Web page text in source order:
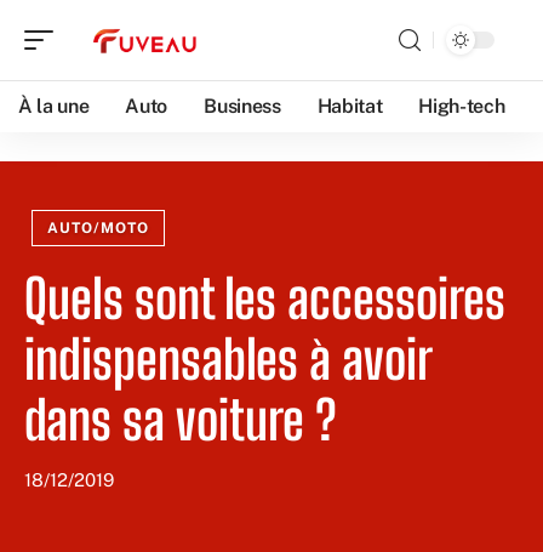
À la une Auto Business Habitat High-tech
AUTO/MOTO
Quels sont les accessoires
indispensables à avoir
dans sa voiture ?
18/12/2019